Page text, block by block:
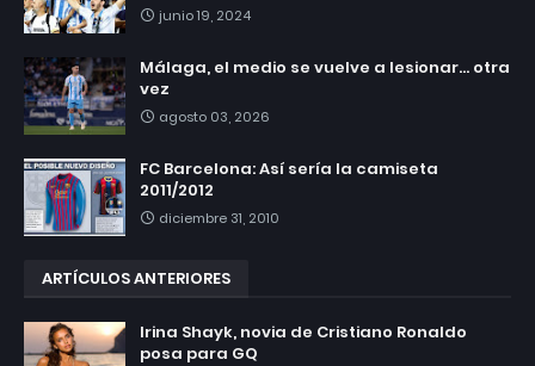
junio 19, 2024
Málaga, el medio se vuelve a lesionar... otra
vez
agosto 03, 2026
FC Barcelona: Así sería la camiseta
2011/2012
diciembre 31, 2010
ARTÍCULOS ANTERIORES
Irina Shayk, novia de Cristiano Ronaldo
posa para GQ